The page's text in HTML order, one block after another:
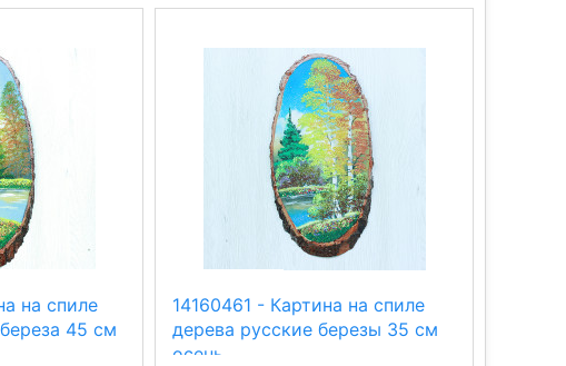
на спиле
45 см
14160461 - Картина на спиле
дерева русские березы 35 см
осень.